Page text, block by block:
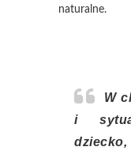
naturalne.
W chwilach niepokoju, lęku
i